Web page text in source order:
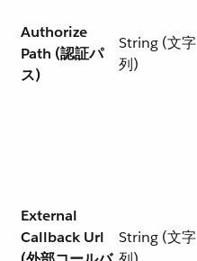
Authorize
Path (認証パ
ス)
String (文字
列)
External
Callback Url
String (文字